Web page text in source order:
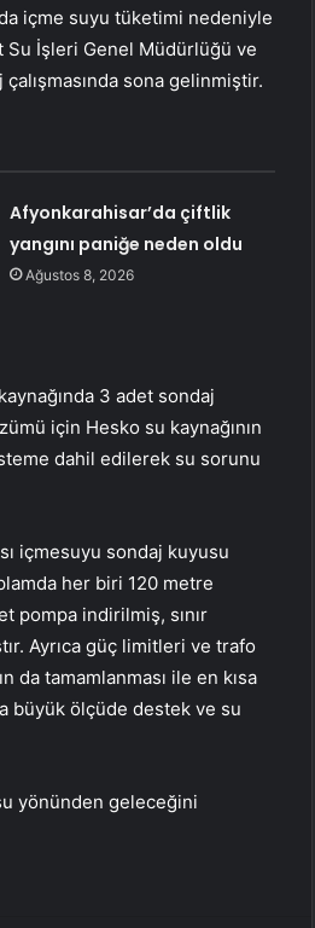
içme suyu tüketimi nedeniyle
Su İşleri Genel Müdürlüğü ve
sona gelinmiştir.
Afyonkarahisar’da çiftlik
yangını paniğe neden oldu
Ağustos 8, 2026
3 adet sondaj
için Hesko su kaynağının
dahil edilerek su sorunu
içmesuyu sondaj kuyusu
her biri 120 metre
pompa indirilmiş, sınır
Ayrıca güç limitleri ve trafo
da tamamlanması ile en kısa
büyük ölçüde destek ve su
yönünden geleceğini